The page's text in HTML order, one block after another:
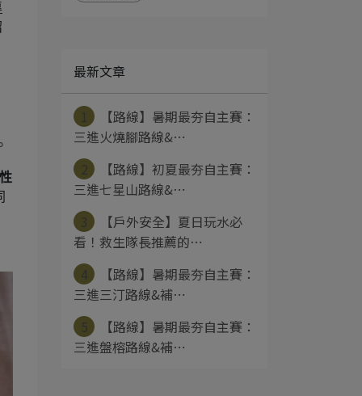
最新文章
【路線】暑期最夯自主賽：
三進火燒腳路線&⋯
【路線】初夏最夯自主賽：
三進七星山路線&⋯
【戶外安全】夏日玩水必
看！救生隊長推薦的⋯
【路線】暑期最夯自主賽：
三進三汀路線&補⋯
【路線】暑期最夯自主賽：
三進盤榕路線&補⋯